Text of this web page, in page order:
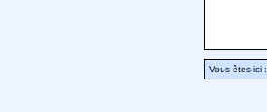
Vous êtes ici :